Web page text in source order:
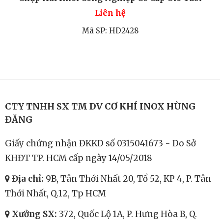
Liên hệ
Mã SP: HD2428
CTY TNHH SX TM DV CƠ KHÍ INOX HÙNG
ĐĂNG
Giấy chứng nhận ĐKKD số 0315041673 - Do Sở
KHĐT TP. HCM cấp ngày 14/05/2018
Địa chỉ: 9B, Tân Thới Nhất 20, Tổ 52, KP 4, P. Tân
Thới Nhất, Q.12, Tp HCM
Xưởng SX: 372, Quốc Lộ 1A, P. Hưng Hòa B, Q.